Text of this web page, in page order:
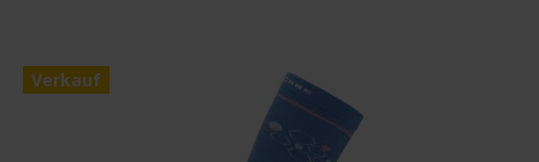
Verkauf